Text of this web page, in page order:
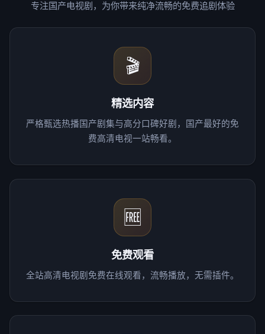
专注国产电视剧，为你带来纯净流畅的免费追剧体验
🎬
精选内容
严格甄选热播国产剧集与高分口碑好剧，国产最好的免
费高清电视一站畅看。
🆓
免费观看
全站高清电视剧免费在线观看，流畅播放，无需插件。